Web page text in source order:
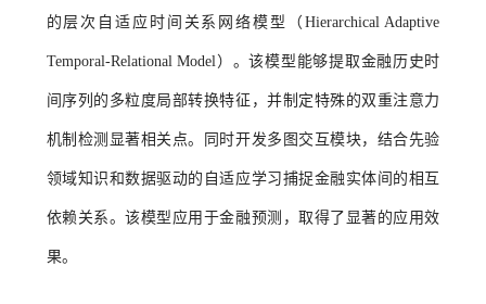
的层次自适应时间关系网络模型（Hierarchical Adaptive
Temporal-Relational Model）。该模型能够提取金融历史时
间序列的多粒度局部转换特征，并制定特殊的双重注意力
机制检测显著相关点。同时开发多图交互模块，结合先验
领域知识和数据驱动的自适应学习捕捉金融实体间的相互
依赖关系。该模型应用于金融预测，取得了显著的应用效
果。